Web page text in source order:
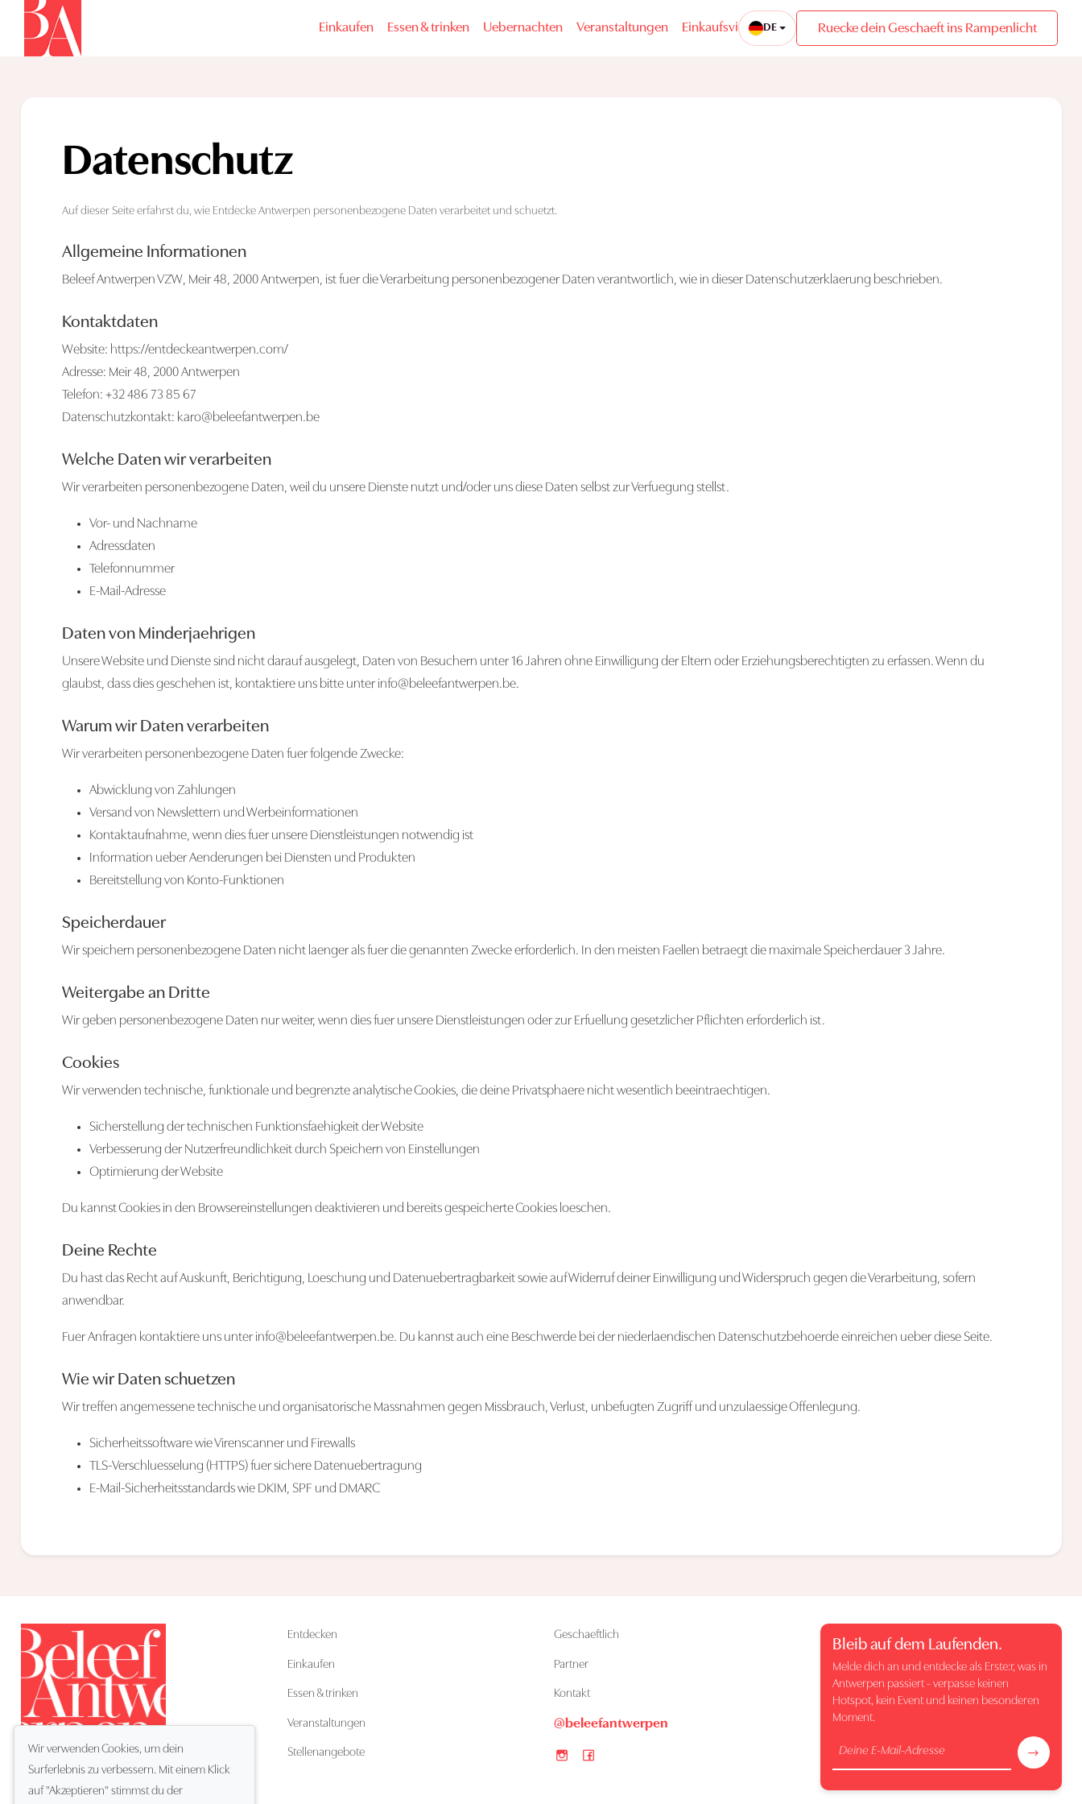
Einkaufen Essen & trinken Uebernachten Veranstaltungen EinkaufsviertelDE Ruecke dein Geschaeft ins Rampenlicht
Datenschutz
Auf dieser Seite erfahrst du, wie Entdecke Antwerpen personenbezogene Daten verarbeitet und schuetzt.
Allgemeine Informationen
Beleef Antwerpen VZW, Meir 48, 2000 Antwerpen, ist fuer die Verarbeitung personenbezogener Daten verantwortlich, wie in dieser Datenschutzerklaerung beschrieben.
Kontaktdaten
Website: https://entdeckeantwerpen.com/
Adresse: Meir 48, 2000 Antwerpen
Telefon: +32 486 73 85 67
Datenschutzkontakt: karo@beleefantwerpen.be
Welche Daten wir verarbeiten
Wir verarbeiten personenbezogene Daten, weil du unsere Dienste nutzt und/oder uns diese Daten selbst zur Verfuegung stellst.
Vor- und Nachname
Adressdaten
Telefonnummer
E-Mail-Adresse
Daten von Minderjaehrigen
Unsere Website und Dienste sind nicht darauf ausgelegt, Daten von Besuchern unter 16 Jahren ohne Einwilligung der Eltern oder Erziehungsberechtigten zu erfassen. Wenn du
glaubst, dass dies geschehen ist, kontaktiere uns bitte unterinfo@beleefantwerpen.be.
Warum wir Daten verarbeiten
Wir verarbeiten personenbezogene Daten fuer folgende Zwecke:
Abwicklung von Zahlungen
Versand von Newslettern und Werbeinformationen
Kontaktaufnahme, wenn dies fuer unsere Dienstleistungen notwendig ist
Information ueber Aenderungen bei Diensten und Produkten
Bereitstellung von Konto-Funktionen
Speicherdauer
Wir speichern personenbezogene Daten nicht laenger als fuer die genannten Zwecke erforderlich. In den meisten Faellen betraegt die maximale Speicherdauer 3 Jahre.
Weitergabe an Dritte
Wir geben personenbezogene Daten nur weiter, wenn dies fuer unsere Dienstleistungen oder zur Erfuellung gesetzlicher Pflichten erforderlich ist.
Cookies
Wir verwenden technische, funktionale und begrenzte analytische Cookies, die deine Privatsphaere nicht wesentlich beeintraechtigen.
Sicherstellung der technischen Funktionsfaehigkeit der Website
Verbesserung der Nutzerfreundlichkeit durch Speichern von Einstellungen
Optimierung der Website
Du kannst Cookies in den Browsereinstellungen deaktivieren und bereits gespeicherte Cookies loeschen.
Deine Rechte
Du hast das Recht auf Auskunft, Berichtigung, Loeschung und Datenuebertragbarkeit sowie auf Widerruf deiner Einwilligung und Widerspruch gegen die Verarbeitung, sofern
anwendbar.
Fuer Anfragen kontaktiere uns unterinfo@beleefantwerpen.be. Du kannst auch eine Beschwerde bei der niederlaendischen Datenschutzbehoerde einreichen ueberdiese Seite.
Wie wir Daten schuetzen
Wir treffen angemessene technische und organisatorische Massnahmen gegen Missbrauch, Verlust, unbefugten Zugriff und unzulaessige Offenlegung.
Sicherheitssoftware wie Virenscanner und Firewalls
TLS-Verschluesselung (HTTPS) fuer sichere Datenuebertragung
E-Mail-Sicherheitsstandards wie DKIM, SPF und DMARC
Entdecken
Einkaufen
Essen & trinken
Veranstaltungen
Stellenangebote
Geschaeftlich
Partner
Kontakt
@beleefantwerpen
Bleib auf dem Laufenden.
Melde dich an und entdecke als Erste:r, was in
Antwerpen passiert - verpasse keinen
Hotspot, kein Event und keinen besonderen
Moment.
Wir verwenden Cookies, um dein
Surferlebnis zu verbessern. Mit einem Klick
auf "Akzeptieren" stimmst du der